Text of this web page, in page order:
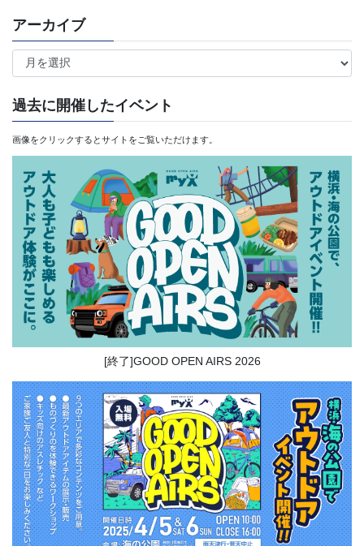
アーカイブ
ア
ー
カ
イ
ブ
過去に開催したイベント
画像をクリックするとサイトをご覧いただけます。
[終了]GOOD OPEN AIRS 2026